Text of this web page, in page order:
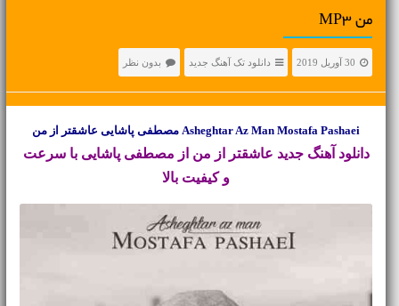
من MP3
30 آوریل 2019 دانلود تک آهنگ جدید بدون نظر
Asheghtar Az Man Mostafa Pashaei مصطفی پاشایی عاشقتر از من
دانلود آهنگ جدید عاشقتر از من از مصطفی پاشایی با سرعت
و کیفیت بالا